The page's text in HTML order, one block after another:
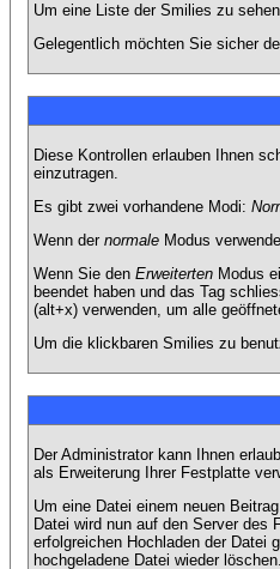
Um eine Liste der Smilies zu
Gelegentlich möchten Sie sicher
Diese Kontrollen erlauben Ihnen
einzutragen.
Es gibt zwei vorhandene Modi:
Wenn der normaleModus
Wenn Sie den ErweitertenModus
beendet haben und das Tag
(alt+x) verwenden, um alle
Um die klickbaren Smilies zu
Der Administrator kann Ihnen
als Erweiterung Ihrer Festplatte
Um eine Datei einem neuen
Datei wird nun auf den Server des
erfolgreichen Hochladen der Datei
hochgeladene Datei wieder löschen.